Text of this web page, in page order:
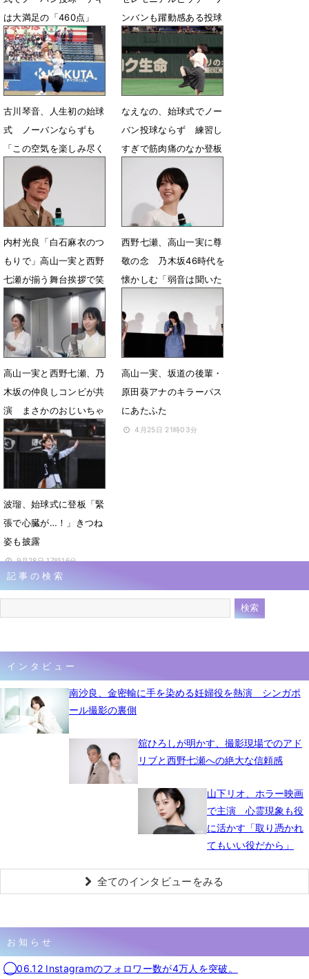
は大満足の「460点」
5月29日 08時18分
ンバンも躍動感ある投球
で沸かせる
4月7日 18時29分
古川琴音、人生初の始球
式 ノーバンならずも
「この空気を楽しみ尽く
しました」
6月14日 15時50分
なえなの、始球式でノー
バン投球ならず 練習し
すぎで筋肉痛のなか登板
「悔しい」
5月16日 07時37分
内村光良「白石麻衣のつ
もりで」高山一実と西野
七瀬が揃う舞台挨拶で笑
いを誘う
5月20日 18時08分
西野七瀬、高山一実に尊
敬の念 乃木坂46時代を
懐かしむ「弱音は聞いた
5月20日 17時55分
高山一実と西野七瀬、乃
木坂の仲良しコンビが共
演 まさかのおじいちゃ
ん役
5月10日 06時59分
高山一実、坂道の後輩・
原田葵アナのキラーパス
にあたふた
4月25日 21時03分
波瑠、始球式に登板「緊
張で心臓が…！」きつね
姿も披露
9月28日 17時16分
記事の検索
インタビュー
南沙良、金密輸に手を染める妊婦役を熱演 シンガポ
ール撮影の裏側
舘ひろしが明かす、撮影現場でのアド
リブと西野七瀬への絶大な信頼感
山下リオ、ホラー映画
で主演 心霊現象も役
に活かす「取り憑かれ
てもいい役だから」
全てのインタビューをみる
お知らせ
◯06.12 Instagramのフォロワー数が4万人を突破。